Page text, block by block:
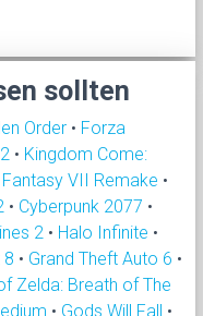
sollten
Order • Forza
• Kingdom Come:
Fantasy VII Remake •
• Cyberpunk 2077 •
2 • Halo Infinite •
8 • Grand Theft Auto 6 •
Zelda: Breath of The
• Gods Will Fall •